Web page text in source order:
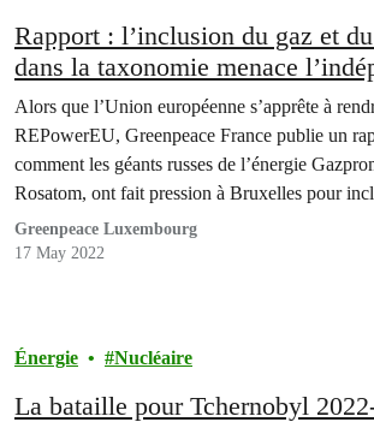
Rapport : l’inclusion du gaz et
dans la taxonomie menace
énergétique de l’UE
Alors que l’Union européenne s’apprête à
REPowerEU, Greenpeace France publie un
comment les géants russes de l’énergie
Rosatom, ont fait pression à Bruxelles pour
l'énergie nucléaire dans la taxonomie définissant
investissements durables de l'UE.
Greenpeace Luxembourg
17 May 2022
Énergie Nucléaire
La bataille pour Tchernobyl